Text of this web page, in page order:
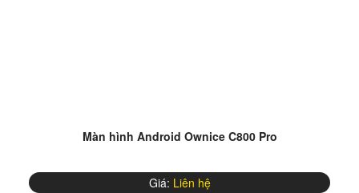
Màn hình Android Ownice C800 Pro
Giá: Liên hệ